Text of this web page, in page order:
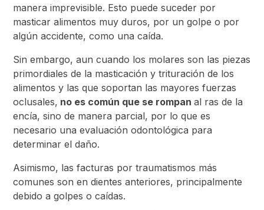
manera imprevisible. Esto puede suceder por
masticar alimentos muy duros, por un golpe o por
algún accidente, como una caída.
Sin embargo, aun cuando los molares son las piezas
primordiales de la masticación y trituración de los
alimentos y las que soportan las mayores fuerzas
oclusales, no es común que se rompanal ras de la
encía, sino de manera parcial, por lo que es
necesario una evaluación odontológica para
determinar el daño.
Asimismo, las facturas por traumatismos más
comunes son en dientes anteriores, principalmente
debido a golpes o caídas.